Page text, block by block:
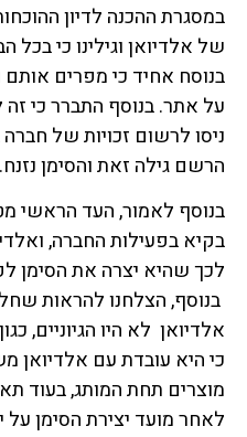
במסגרת ההכנה לדיון
של אלדיואן וגילינו כי
בנוסח אחיד כי מפרים אותם
על אתר. בנוסף התברר כי
ניסו לרשום זכויות של
הרשם גילה זאת והסימן נזנח.
בנוסף לאמור, העד הראשי
בקיא בפעילות החברה,
לכך שהיא יצרה את הסימן
בנוסף, הצלחנו להראות
אלדיואן לא היו הגיוניים,
מוצרים תחת המותג, בעוד
לאחר מועד יצירת הסימן על